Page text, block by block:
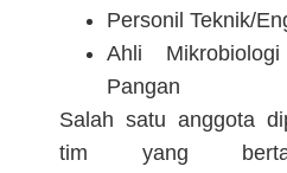
Personil Teknik/
Ahli
Pangan
Salah satu anggota
tim yang